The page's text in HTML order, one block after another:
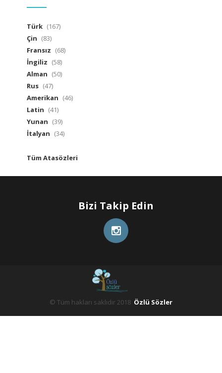
Türk (167)
Çin (83)
Fransız (68)
İngiliz (58)
Alman (50)
Rus (47)
Amerikan (46)
Latin (41)
Yunan (39)
İtalyan (34)
Tüm Atasözleri
Bizi Takip Edin
© Tüm hakları saklıdır 2018 Özlü Sözler